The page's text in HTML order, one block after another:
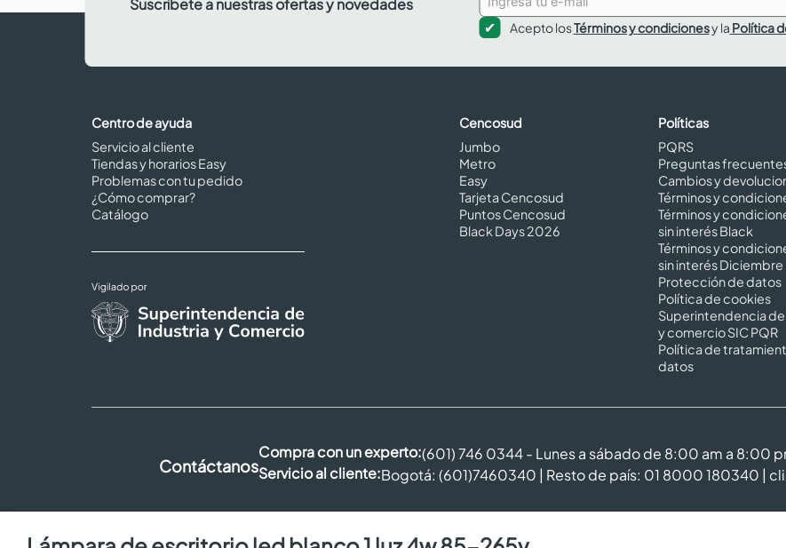
Suscríbete a nuestras ofertas y novedades
Acepto losTérminos y condicionesy la Política
Centro de ayuda
Servicio al cliente
Tiendas y horarios Easy
Problemas con tu pedido
¿Cómo comprar?
Catálogo
Cencosud
Jumbo
Metro
Easy
Tarjeta Cencosud
Puntos Cencosud
Black Days 2026
Políticas
PQRS
Preguntas
Cambios y
Términos y
Términos y
sin interés Black
Términos y
sin interés Diciembre
Protección de datos
Política de cookies
Superintendencia
y comercio SIC PQR
Política de
datos
Contáctanos
Compra con un experto:(601) 746 0344 - Lunes a sábado de 8:00 am a 8:00
Servicio al cliente:Bogotá: (601)7460340 | Resto de país: 01 8000 180340 |